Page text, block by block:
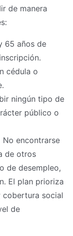
de manera
65 años de
cédula o
ningún tipo de
público o
No encontrarse
de otros
de desempleo,
El plan prioriza
cobertura social
de